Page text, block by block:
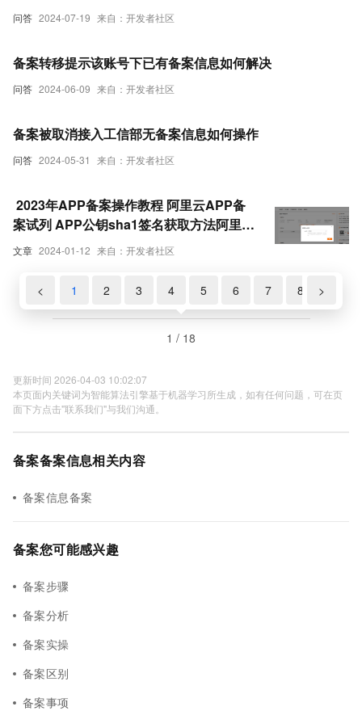
问答 2024-07-19 来自：开发者社区
问答 2024-06-09 来自：开发者社区
备案转移提示该账号下已有备案信息如何解决
问答 2024-05-31 来自：开发者社区
备案被取消接入工信部无备案信息如何操作
文章 2024-01-12 来自：开发者社区
​ 2023年APP备案操作教程 阿里云APP备
案试列 APP公钥sha1签名获取方法阿里云
新增APP备案操作教程西部数码、腾讯
作类似；核心要点：A，域
< 1 2 3 4 5 6 7 8 >
1 / 18
更新时间 2026-04-03 10:02:07
本页面内关键词为智能算法引擎基于机器学习所生成，如有任何问题，可在页
面下方点击"联系我们"与我们沟通。
备案备案信息相关内容
备案信息备案
备案您可能感兴趣
备案步骤
备案分析
备案实操
备案区别
备案事项